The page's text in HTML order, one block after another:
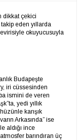
dikkat çekici
eden yıllarda
okuyucusuyla
Budapeşte
iri cüssesinden
ismini de veren
yedi yıllık
karışık
Arkasında” ise
aldığı ince
barındıran üç